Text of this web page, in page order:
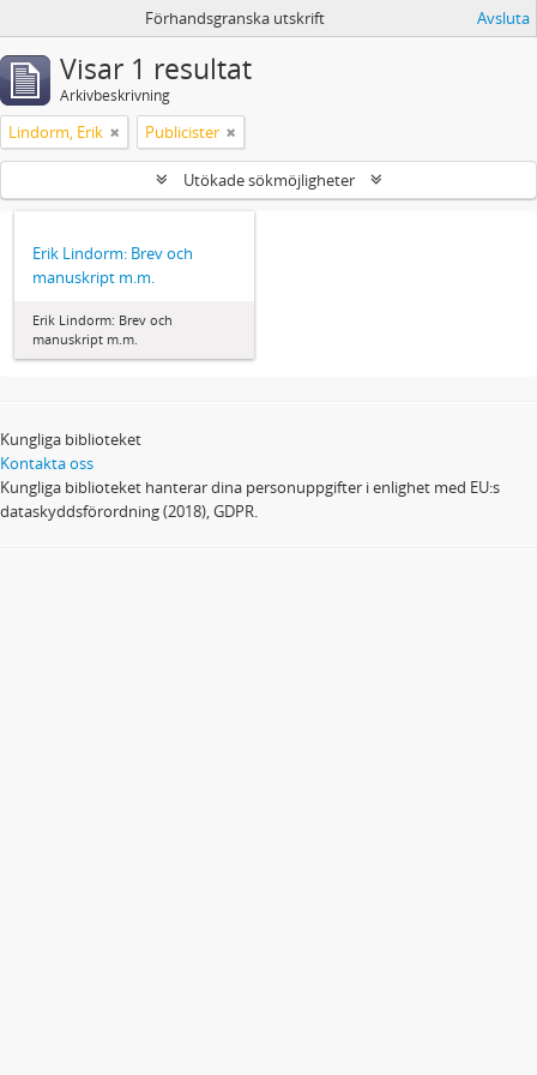
Förhandsgranska utskrift Avsluta
Visar 1 resultat
Arkivbeskrivning
Lindorm, Erik Publicister
Utökade sökmöjligheter
Erik Lindorm: Brev och
manuskript m.m.
Erik Lindorm: Brev och
manuskript m.m.
Kungliga biblioteket
Kontakta oss
Kungliga biblioteket hanterar dina personuppgifter i enlighet med EU:s
dataskyddsförordning (2018), GDPR.